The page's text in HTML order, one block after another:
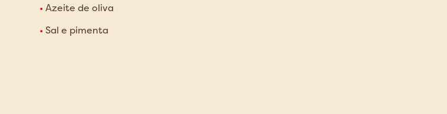
Azeite de oliva
Sal e pimenta